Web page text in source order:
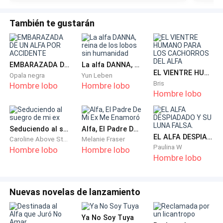
—No solo tú, sino todos nosotros. Necesito tu ayuda.
Empaca tus hierbas —me puse de pie, saliendo de mi
carpa, tomando mis pocas pertenencias, mientras
veía más allá a un grupo de mujeres con niños
aterrados.
—¡Celi! ¡Celeste! —me gritaron, extendiendo sus
manos emocionados. A muchos les había enseñado a
leer y les explicaba cosas de la manada, tal como
Nana había hecho conmigo.
caminábamos por la montaña, alejándonos del
campamento— Viene gente del Rey andan tras
nosotros—
También te gustarán
EMBARAZADA DE UN ALFA POR ACCIDENTE
Opala negra
Hombre lobo
La alfa DANNA, reina de los lobos sin humanidad
Yun Leben
Hombre lobo
EL VIENTRE HUMANO PARA LOS CACHORROS DEL ALFA
Bris
Hombre lobo
Seduciendo al suegro de mi ex
Caroline Above Story
Hombre lobo
Alfa, El Padre De Mi Ex Me Enamoró
Melanie Fraser
Hombre lobo
EL ALFA DESPIADADO Y SU LUNA FALSA.
Paulina W
Hombre lobo
Nuevas novelas de lanzamiento
Ya No Soy Tuya